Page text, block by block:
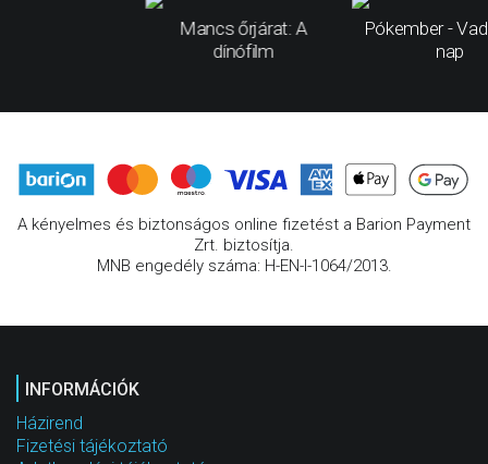
Mancs őrjárat: A
dínófilm
Pókember -
nap
A kényelmes és biztonságos online fizetést a Barion Payment
Zrt. biztosítja.
MNB engedély száma: H-EN-I-1064/2013.
INFORMÁCIÓK
Házirend
Fizetési tájékoztató